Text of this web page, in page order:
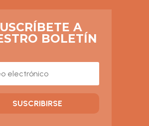
A
BOLETÍN
SUSCRIBIRSE